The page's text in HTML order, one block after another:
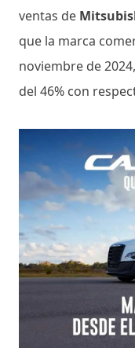
ventas de
que la marca
noviembre de
del 46% con